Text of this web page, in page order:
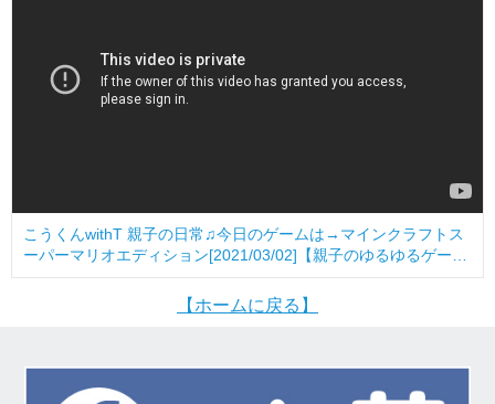
こうくんwithT 親子の日常♫今日のゲームは→マインクラフトス
ーパーマリオエディション[2021/03/02]【親子のゆるゆるゲーム
実況】
【ホームに戻る】